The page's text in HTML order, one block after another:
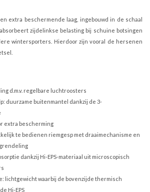
extra beschermende laag, ingebouwd in de schaal
zijdelinkse belasting bij schuine botsingen
wintersporters. Hierdoor zijn vooral de hersenen
d.m.v. regelbare luchtroosters
duurzame buitenmantel dankzij de 3-
extra bescherming
te bedienen riemgesp met draaimechanisme en
dankzij Hi-EPS-materiaal uit microscopisch
lichtgewicht waarbij de bovenzijde thermisch
Hi-EPS